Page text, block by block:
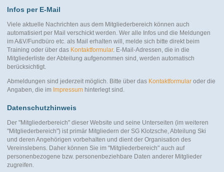
Infos per E-Mail
Viele aktuelle Nachrichten aus dem Mitgliederbereich können auch
automatisiert per Mail verschickt werden. Wer alle Infos und die Meldungen
im A&V/Fundbüro etc. als Mail erhalten will, melde sich bitte direkt beim
Training oder über das Kontaktformular. E-Mail-Adressen, die in die
Mitgliederliste der Abteilung aufgenommen sind, werden automatisch
berücksichtigt.
Abmeldungen sind jederzeit möglich. Bitte über das Kontaktformular oder die
Angaben, die im Impressumhinterlegt sind.
Datenschutzhinweis
Der "Mitgliederbereich" dieser Website und seine Unterseiten (im weiteren
"Mitgliederbereich") ist primär Mitgliedern der SG Klotzsche, Abteilung Ski
und deren Angehörigen vorbehalten und dient der Organisation des
Vereinslebens. Daher können Sie im "Mitgliederbereich" auch auf
personenbezogene bzw. personenbeziehbare Daten anderer Mitglieder
zugreifen.